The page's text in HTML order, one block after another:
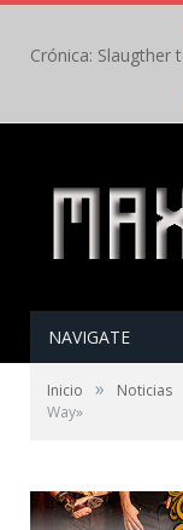
NAVIGATE
Inicio » Noticias
Way»